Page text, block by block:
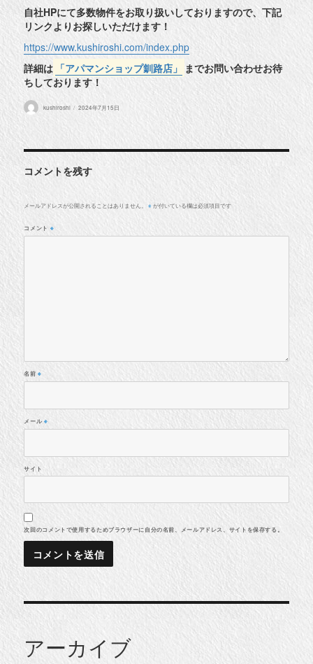
自社HPにて多数物件をお取り扱いしておりますので、下記
リンクよりお探しいただけます！
https://www.kushiroshi.com/index.php
詳細は 「アパマンショップ釧路店」 までお問い合わせお待
ちしております！
投
kushiroshi
投
2024年7月15日
コメントを残す
メールアドレスが公開されることはありません。 ※ が付いている欄は必須項目です
コメント ※
名前※
メール ※
サイト
次回のコメントで使用するためブラウザーに自分の名前、メールアドレス、サイトを保存する。
アーカイブ